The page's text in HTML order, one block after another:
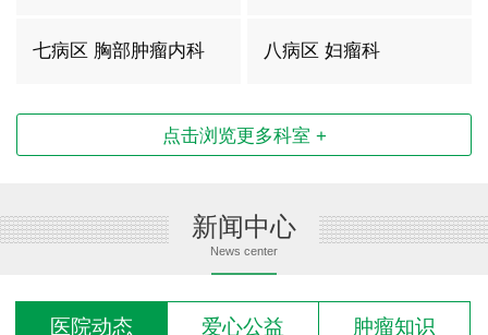
三科
七病区 胸部肿瘤内科 八病区 妇瘤科
点击浏览更多科室 +
新闻中心
News center
医院动态 爱心公益 肿瘤知识